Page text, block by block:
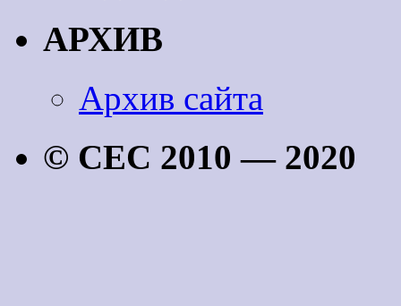
АРХИВ
Архив сайта
© CEC 2010 — 2020